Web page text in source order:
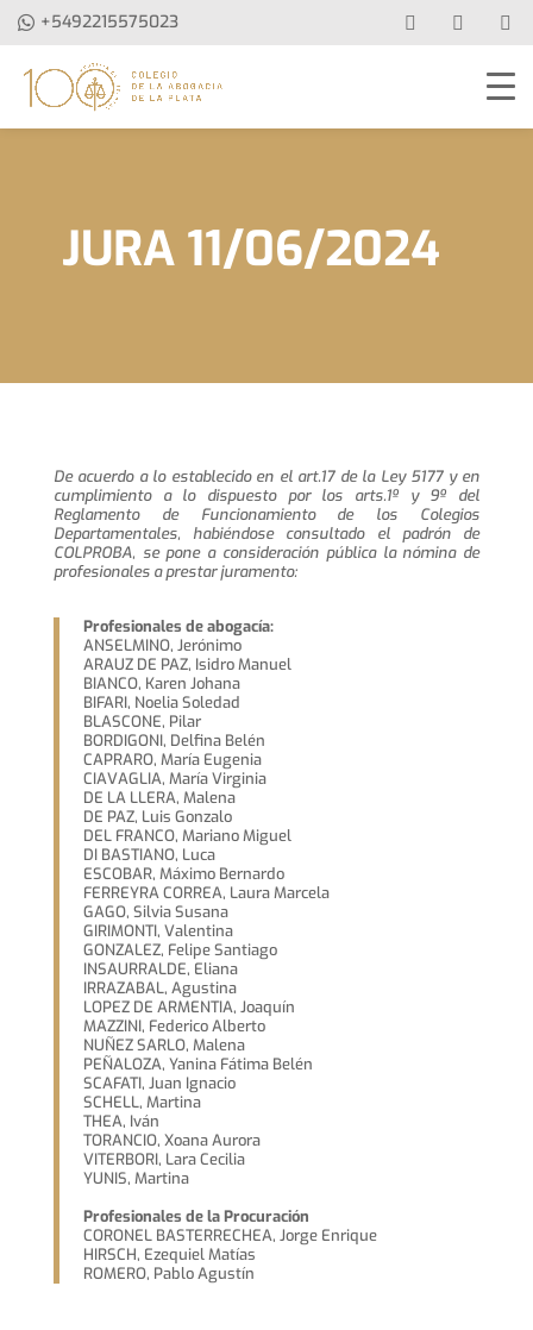
+5492215575023
JURA 11/06/2024
De acuerdo a lo establecido en el art.17 de la Ley 5177 y en
cumplimiento a lo dispuesto por los arts.1º y 9º del
Reglamento de Funcionamiento de los Colegios
Departamentales, habiéndose consultado el padrón de
COLPROBA, se pone a consideración pública la nómina de
profesionales a prestar juramento:
Profesionales de abogacía:
ANSELMINO, Jerónimo
ARAUZ DE PAZ, Isidro Manuel
BIANCO, Karen Johana
BIFARI, Noelia Soledad
BLASCONE, Pilar
BORDIGONI, Delfina Belén
CAPRARO, María Eugenia
CIAVAGLIA, María Virginia
DE LA LLERA, Malena
DE PAZ, Luis Gonzalo
DEL FRANCO, Mariano Miguel
DI BASTIANO, Luca
ESCOBAR, Máximo Bernardo
FERREYRA CORREA, Laura Marcela
GAGO, Silvia Susana
GIRIMONTI, Valentina
GONZALEZ, Felipe Santiago
INSAURRALDE, Eliana
IRRAZABAL, Agustina
LOPEZ DE ARMENTIA, Joaquín
MAZZINI, Federico Alberto
NUÑEZ SARLO, Malena
PEÑALOZA, Yanina Fátima Belén
SCAFATI, Juan Ignacio
SCHELL, Martina
THEA, Iván
TORANCIO, Xoana Aurora
VITERBORI, Lara Cecilia
YUNIS, Martina
Profesionales de la Procuración
CORONEL BASTERRECHEA, Jorge Enrique
HIRSCH, Ezequiel Matías
ROMERO, Pablo Agustín